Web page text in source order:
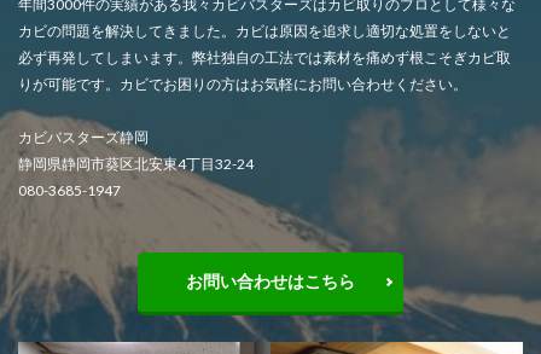
年間3000件の実績がある我々カビバスターズはカビ取りのプロとして様々な
カビの問題を解決してきました。カビは原因を追求し適切な処置をしないと
必ず再発してしまいます。弊社独自の工法では素材を痛めず根こそぎカビ取
りが可能です。カビでお困りの方はお気軽にお問い合わせください。
カビバスターズ静岡
静岡県静岡市葵区北安東4丁目32-24
080-3685-1947
お問い合わせはこちら